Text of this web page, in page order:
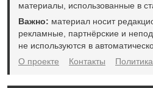
материалы, использованные в
Важно: материал носит
рекламные, партнёрские и
не используются в
О проекте
Контакты Политика